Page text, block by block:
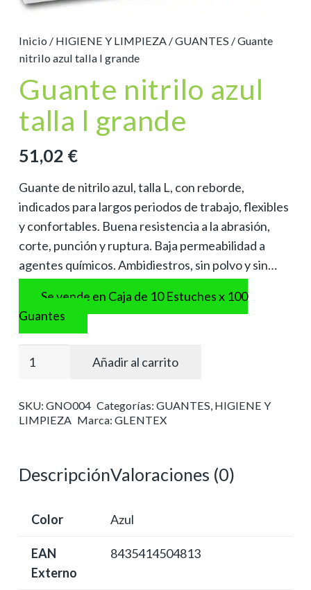
Inicio / HIGIENE Y LIMPIEZA /GUANTES / Guante
nitrilo azul talla l grande
Guante nitrilo azul
talla l grande
51,02 €
Guante de nitrilo azul, talla L, con reborde,
indicados para largos periodos de trabajo, flexibles
y confortables. Buena resistencia a la abrasión,
corte, punción y ruptura. Baja permeabilidad a
agentes químicos. Ambidiestros, sin polvo y sin…
Se vende en Caja de 10 Estuches x 100
Guantes
talla
cantidad
Añadir al carrito
SKU: GNO004 Categorías:GUANTES, HIGIENE Y
LIMPIEZA Marca:GLENTEX
DescripciónValoraciones (0)
Color Azul
EAN
Externo
8435414504813